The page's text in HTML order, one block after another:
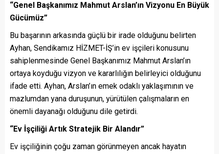
“Genel Başkanımız Mahmut Arslan’ın Vizyonu En Büyük
Gücümüz”
Bu başarının arkasında güçlü bir irade olduğunu belirten
Ayhan, Sendikamız HİZMET-İŞ’in ev işçileri konusunu
sahiplenmesinde Genel Başkanımız Mahmut Arslan’ın
ortaya koyduğu vizyon ve kararlılığın belirleyici olduğunu
ifade etti. Ayhan, Arslan’ın emek odaklı yaklaşımının ve
mazlumdan yana duruşunun, yürütülen çalışmaların en
önemli dayanağı olduğunu dile getirdi.
“Ev İşçiliği Artık Stratejik Bir Alandır”
Ev işçiliğinin çoğu zaman görünmeyen ancak hayatın